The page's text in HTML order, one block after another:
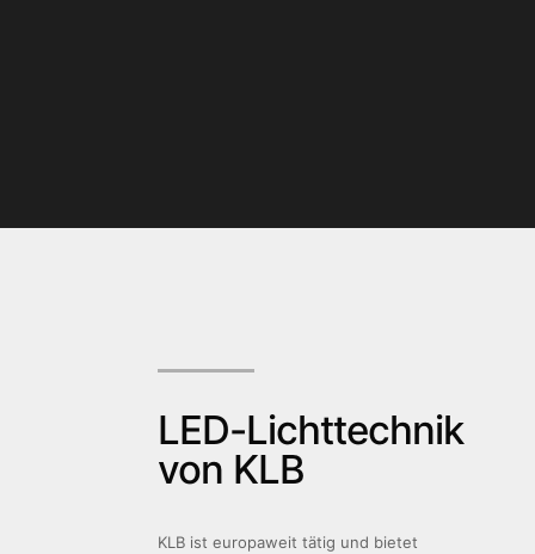
LED-Lichttechnik
von KLB
KLB ist europaweit tätig und bietet